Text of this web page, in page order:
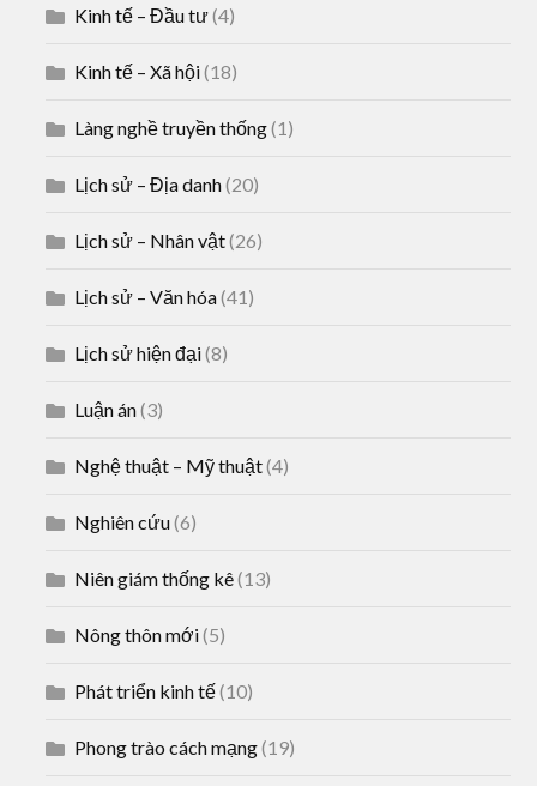
Kinh tế – Đầu tư(4)
Kinh tế – Xã hội(18)
Làng nghề truyền thống(1)
Lịch sử – Địa danh(20)
Lịch sử – Nhân vật(26)
Lịch sử – Văn hóa(41)
Lịch sử hiện đại(8)
Luận án(3)
Nghệ thuật – Mỹ thuật(4)
Nghiên cứu(6)
Niên giám thống kê(13)
Nông thôn mới(5)
Phát triển kinh tế(10)
Phong trào cách mạng(19)